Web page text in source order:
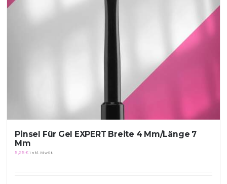
Pinsel Für Gel EXPERT Breite 4 Mm/Länge 7
Mm
5,25€ inkl. MwSt.